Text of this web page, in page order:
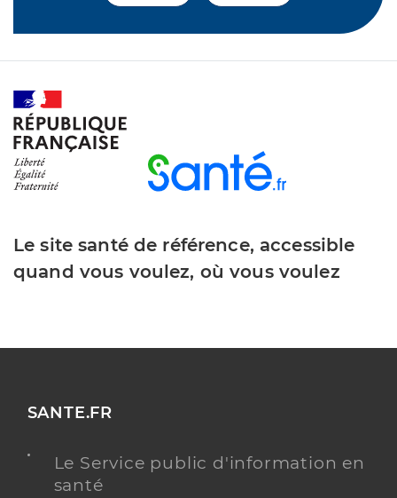
Le site santé de référence, accessible
quand vous voulez, où vous voulez
SANTE.FR
Le Service public d'information en
santé